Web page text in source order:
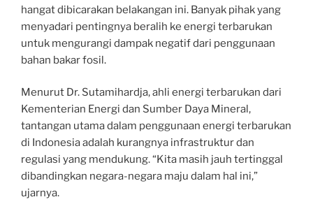
hangat dibicarakan belakangan ini. Banyak pihak yang
menyadari pentingnya beralih ke energi terbarukan
untuk mengurangi dampak negatif dari penggunaan
bahan bakar fosil.
Menurut Dr. Sutamihardja, ahli energi terbarukan dari
Kementerian Energi dan Sumber Daya Mineral,
tantangan utama dalam penggunaan energi terbarukan
di Indonesia adalah kurangnya infrastruktur dan
regulasi yang mendukung. “Kita masih jauh tertinggal
dibandingkan negara-negara maju dalam hal ini,”
ujarnya.